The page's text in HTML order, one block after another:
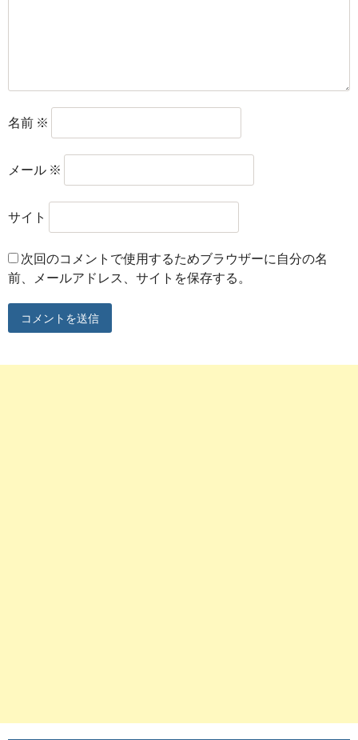
名前 ※
メール ※
サイト
次回のコメントで使用するためブラウザーに自分の名
前、メールアドレス、サイトを保存する。